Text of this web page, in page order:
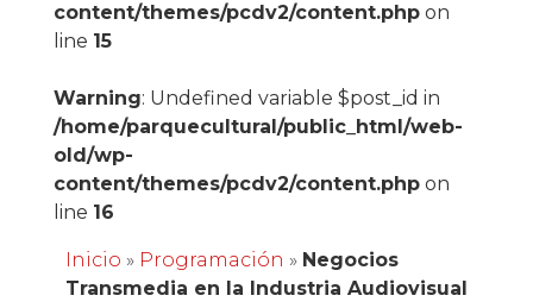
content/themes/pcdv2/content.phpon
line 15
Warning: Undefined variable $post_id in
/home/parquecultural/public_html/web-
old/wp-
content/themes/pcdv2/content.phpon
line 16
Inicio » Programación » Negocios
Transmedia en la Industria Audiovisual